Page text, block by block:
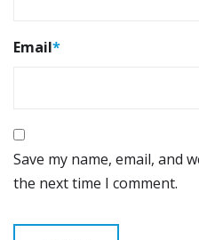
Email*
Save my name, email, and
the next time I comment.